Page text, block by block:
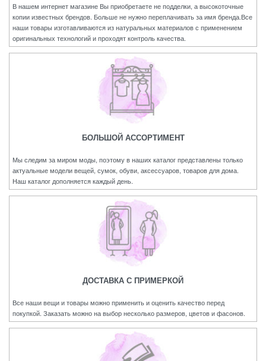
В нашем интернет магазине Вы приобретаете не подделки, а высокоточные
копии известных брендов. Больше не нужно переплачивать за имя бренда.Все
наши товары изготавливаются из натуральных материалов с применением
оригинальных технологий и проходят контроль качества.
БОЛЬШОЙ АССОРТИМЕНТ
Мы следим за миром моды, поэтому в наших каталог представлены только
актуальные модели вещей, сумок, обуви, аксессуаров, товаров для дома.
Наш каталог дополняется каждый день.
ДОСТАВКА С ПРИМЕРКОЙ
Все наши вещи и товары можно применить и оценить качество перед
покупкой. Заказать можно на выбор несколько размеров, цветов и фасонов.